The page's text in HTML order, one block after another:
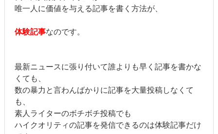
唯一人に価値を与える記事を書く方法が、
体験記事なのです。
最新ニュースに張り付いて誰よりも早く記事を書かな
くても、
数の暴力と言わんばかりに記事を大量投稿しなくて
も、
素人ライターのボチボチ投稿でも
ハイクオリティの記事を発信できるのは体験記事だけ